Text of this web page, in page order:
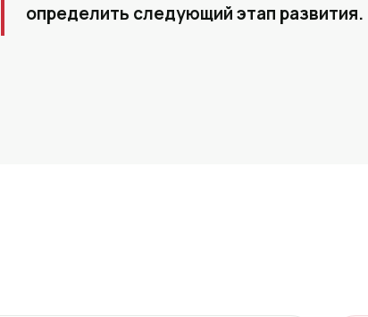
определить следующий этап развития.